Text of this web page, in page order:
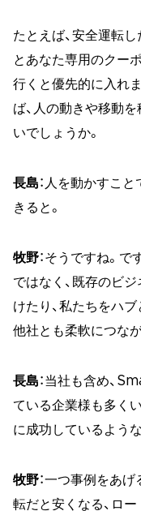
たとえば、安全運転
とあなた専用のクー
行くと優先的に入れ
ば、人の動きや移動
いでしょうか。
長島：人を動かすこ
きると。
牧野：そうですね。
ではなく、既存のビ
けたり、私たちをハ
他社とも柔軟につな
長島：当社も含め、
ている企業様も多く
に成功しているよう
牧野：一つ事例をあ
転だと安くなる、ロ